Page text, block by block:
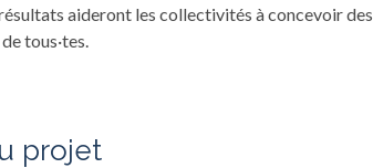
aideront les collectivités à concevoir des
tous·tes.
projet